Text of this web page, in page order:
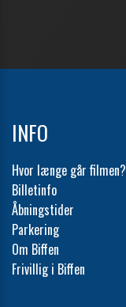
INFO
Hvor længe går filmen?
Billetinfo
Åbningstider
Parkering
Om Biffen
Frivillig i Biffen